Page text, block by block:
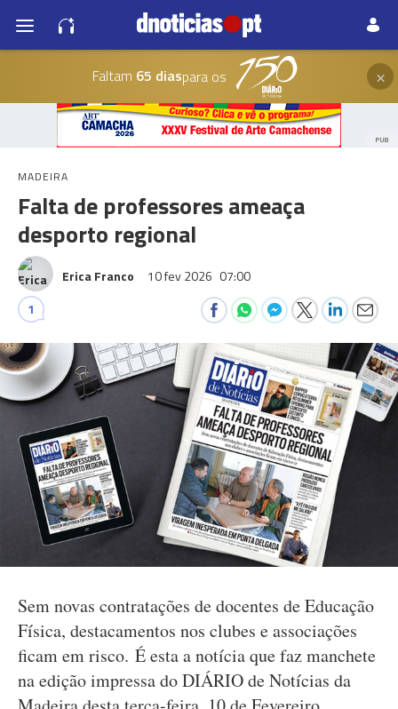
Faltam 65 diaspara os ×
PUB
MADEIRA
Falta de professores ameaça
desporto regional
Erica Franco 10 fev 2026 07:00
1
Sem novas contratações de docentes de Educação
Física, destacamentos nos clubes e associações
ficam em risco. É esta a notícia que faz manchete
na edição impressa do DIÁRIO de Notícias da